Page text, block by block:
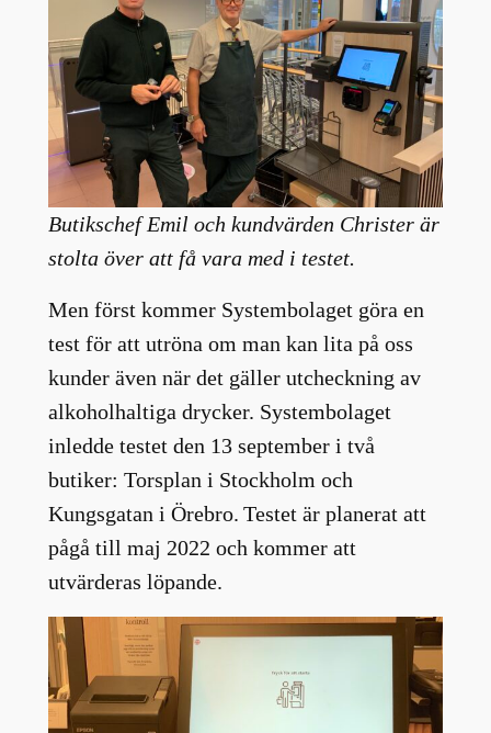
Butikschef Emil och kundvärden Christer är
stolta över att få vara med i testet.
Men först kommer Systembolaget göra en
test för att utröna om man kan lita på oss
kunder även när det gäller utcheckning av
alkoholhaltiga drycker. Systembolaget
inledde testet den 13 september i två
butiker: Torsplan i Stockholm och
Kungsgatan i Örebro. Testet är planerat att
pågå till maj 2022 och kommer att
utvärderas löpande.